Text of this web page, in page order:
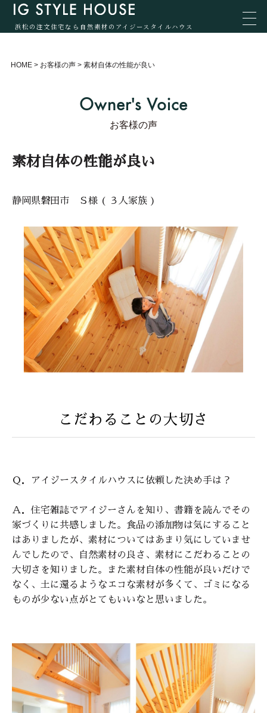
浜松の注文住宅なら自然素材のアイジースタイルハウス
HOME> お客様の声> 素材自体の性能が良い
Owner's Voice
お客様の声
素材自体の性能が良い
静岡県磐田市 Ｓ様 ( ３人家族 )
こだわることの大切さ
Ｑ．アイジースタイルハウスに依頼した決め手は？
Ａ．住宅雑誌でアイジーさんを知り、書籍を読んでその
家づくりに共感しました。食品の添加物は気にすること
はありましたが、素材についてはあまり気にしていませ
んでしたので、自然素材の良さ、素材にこだわることの
大切さを知りました。また素材自体の性能が良いだけで
なく、土に還るようなエコな素材が多くて、ゴミになる
ものが少ない点がとてもいいなと思いました。